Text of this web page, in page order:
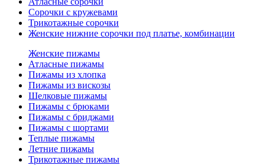
Сорочки с кружевами
Трикотажные сорочки
Женские нижние сорочки под платье, комбинации
Женские пижамы
Атласные пижамы
Пижамы из хлопка
Пижамы из вискозы
Шелковые пижамы
Пижамы с брюками
Пижамы с бриджами
Пижамы с шортами
Теплые пижамы
Летние пижамы
Трикотажные пижамы